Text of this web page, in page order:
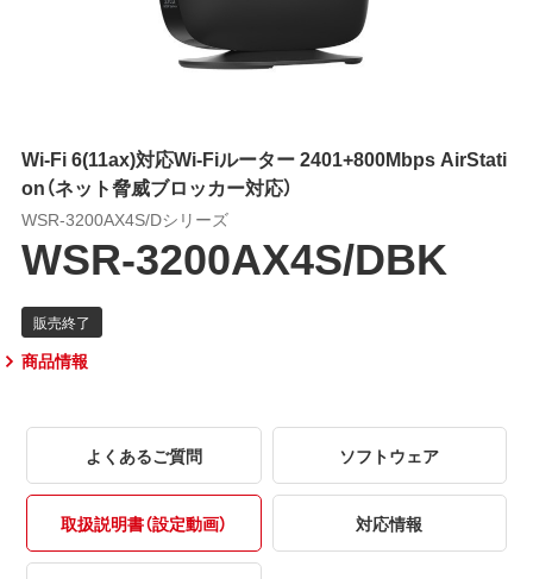
Wi-Fi 6(11ax)対応Wi-Fiルーター 2401+800Mbps AirStati
on（ネット脅威ブロッカー対応）
WSR-3200AX4S/Dシリーズ
WSR-3200AX4S/DBK
商品情報
よくあるご質問 ソフトウェア
取扱説明書（設定動画） 対応情報